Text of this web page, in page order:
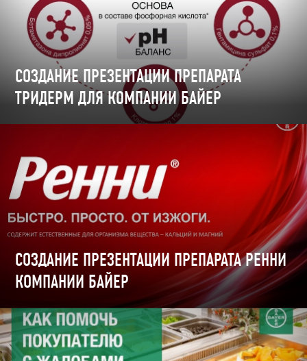
СОЗДАНИЕ ПРЕЗЕНТАЦИИ ПРЕПАРАТА
ТРИДЕРМ ДЛЯ КОМПАНИИ БАЙЕР
СОЗДАНИЕ ПРЕЗЕНТАЦИИ ПРЕПАРАТА РЕННИ
КОМПАНИИ БАЙЕР